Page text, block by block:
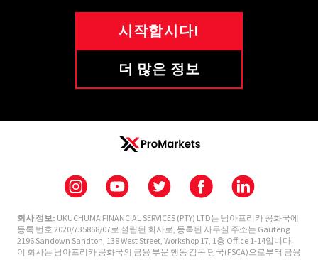
시작합시다!
더 많은 정보
회사 정보: UKUCHUMA FINANCIAL SERVICES (PTY) LTD는 남아프리카 공화국에
등록 번호 2020/735868/07로 설립된 회사로, 등록된 사무실 주소는 Gauteng
2196 Sandown Sandton, 138 West Street, Workshop 17, 1층 Office 1-14입니다.
이 회사는 남아프리카 공화국의 금융 부문 행동 감독 당국(FSCA)으로부터 금융